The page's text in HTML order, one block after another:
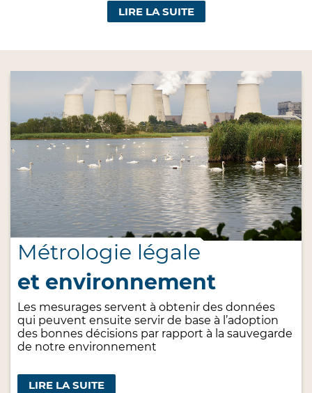
LIRE LA SUITE
Métrologie légale
et environnement
Les mesurages servent à obtenir des données
qui peuvent ensuite servir de base à l’adoption
des bonnes décisions par rapport à la sauvegarde
de notre environnement
LIRE LA SUITE